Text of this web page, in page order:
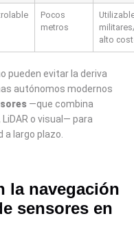
Pocos
metros
alto
pueden evitar la deriva
autónomos modernos
—que combina
o visual— para
a largo plazo.
la navegación
sensores en